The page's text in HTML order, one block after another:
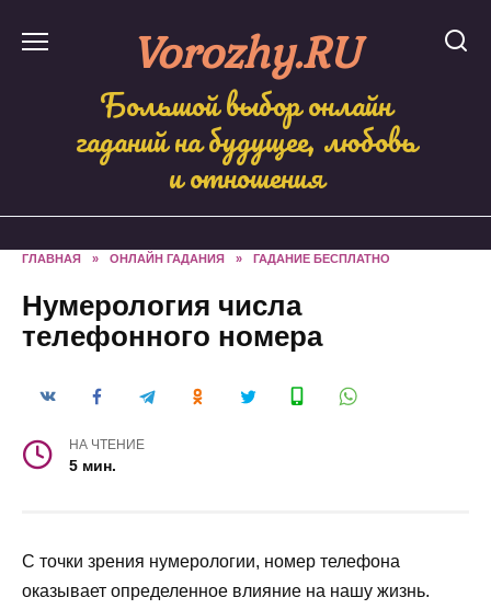
Vorozhy.RU
Большой выбор онлайн
гаданий на будущее, любовь
и отношения
ГЛАВНАЯ » ОНЛАЙН ГАДАНИЯ » ГАДАНИЕ БЕСПЛАТНО
Нумерология числа
телефонного номера
НА ЧТЕНИЕ
5 мин.
С точки зрения нумерологии, номер телефона
оказывает определенное влияние на нашу жизнь.